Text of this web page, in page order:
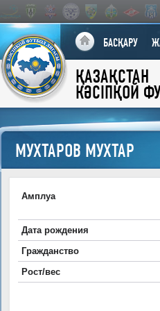
БАСҚАРУ
ҚАЗАҚСТАН
КӘСІПҚОЙ
МУХТАРОВ МУХТАР
Амплуа
Дата рождения
Гражданство
Рост/вес